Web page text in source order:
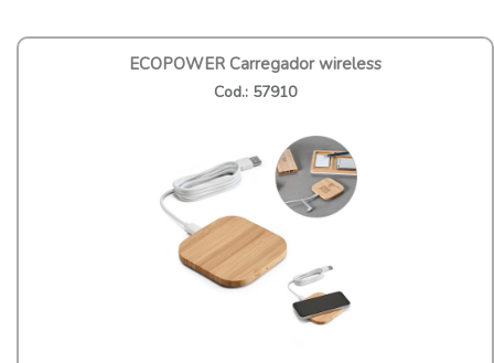
ECOPOWER Carregador wireless
Cod.: 57910